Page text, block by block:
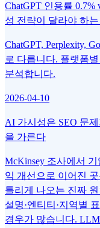
ChatGPT 인용률
성 전략이 달라야 하
ChatGPT, Perplexity,
로 다릅니다. 플랫폼
분석합니다.
2026-04-10
AI 가시성은 SEO 문
을 가른다
McKinsey 조사에서
익 개선으로 이어진
틀리게 나오는 진짜
설명·엔티티·지역별
경우가 많습니다.